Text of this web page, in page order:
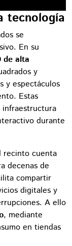
tecnología
se
En su
de alta
y
y espectáculos
Estas
durante
recinto cuenta
decenas de
compartir
digitales y
A ello
, mediante
en tiendas